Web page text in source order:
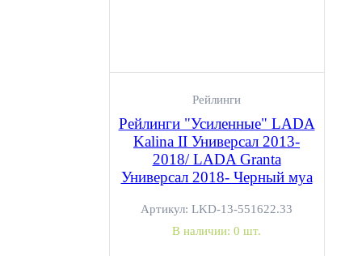
Рейлинги
Рейлинги "Усиленные" LADA
Kalina II Универсал 2013-
2018/ LADA Granta
Универсал 2018- Черный муа
Артикул: LKD-13-551622.33
В наличии: 0 шт.